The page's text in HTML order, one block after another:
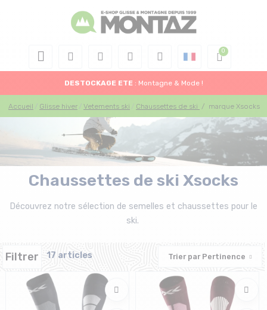
DESTOCKAGE ETE : Montagne & Mode !
Accueil Glisse hiver Vetements ski Chaussettes de ski / marque Xsocks
Chaussettes de ski Xsocks
Découvrez notre sélection de semelles et chaussettes pour le
ski.
Filtrer 17 articles Trier par Pertinence